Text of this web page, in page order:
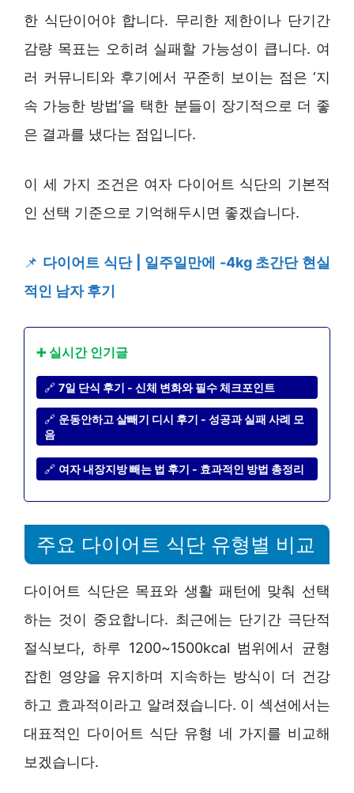
한 식단이어야 합니다. 무리한 제한이나 단기간
감량 목표는 오히려 실패할 가능성이 큽니다. 여
러 커뮤니티와 후기에서 꾸준히 보이는 점은 ‘지
속 가능한 방법’을 택한 분들이 장기적으로 더 좋
은 결과를 냈다는 점입니다.
이 세 가지 조건은 여자 다이어트 식단의 기본적
인 선택 기준으로 기억해두시면 좋겠습니다.
📌 다이어트 식단 | 일주일만에 -4kg 초간단 현실
적인 남자 후기
➕ 실시간 인기글
🔗 7일 단식 후기 - 신체 변화와 필수 체크포인트
🔗 운동안하고 살빼기 디시 후기 - 성공과 실패 사례 모
음
🔗 여자 내장지방 빼는 법 후기 - 효과적인 방법 총정리
주요 다이어트 식단 유형별 비교
다이어트 식단은 목표와 생활 패턴에 맞춰 선택
하는 것이 중요합니다. 최근에는 단기간 극단적
절식보다, 하루 1200~1500kcal 범위에서 균형
잡힌 영양을 유지하며 지속하는 방식이 더 건강
하고 효과적이라고 알려졌습니다. 이 섹션에서는
대표적인 다이어트 식단 유형 네 가지를 비교해
보겠습니다.